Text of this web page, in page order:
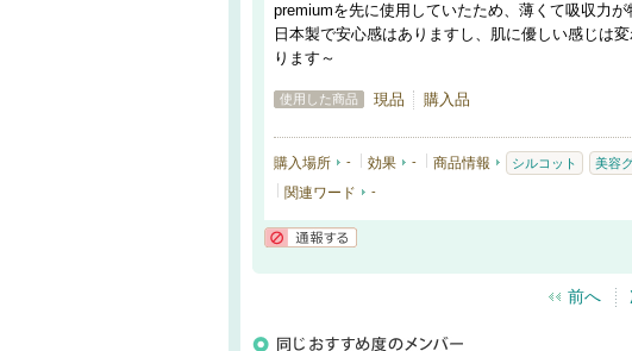
premiumを先に使用していたため、薄くて吸収力が
日本製で安心感はありますし、肌に優しい感じは
ります～
使用した商品 現品 購入品
購入場所 - 効果 - 商品情報 シルコット 美容
関連ワード -
前へ